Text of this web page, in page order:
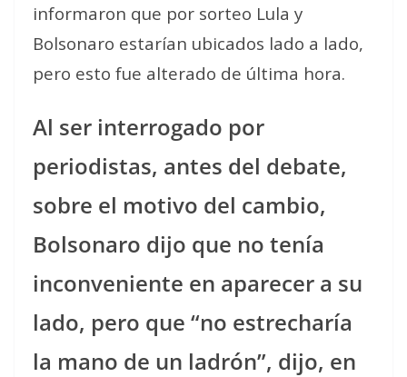
informaron que por sorteo Lula y
Bolsonaro estarían ubicados lado a lado,
pero esto fue alterado de última hora.
Al ser interrogado por
periodistas, antes del debate,
sobre el motivo del cambio,
Bolsonaro dijo que no tenía
inconveniente en aparecer a su
lado, pero que “no estrecharía
la mano de un ladrón”, dijo, en